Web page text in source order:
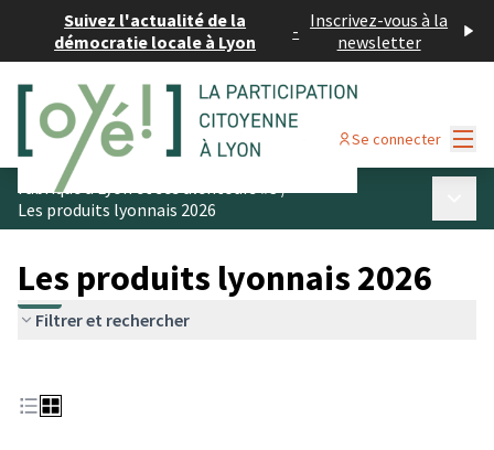
Suivez l'actualité de la
démocratie locale à Lyon
- Inscrivez-vous à la
newsletter
Se connecter
Fabriqué à Lyon et ses alentours #3/
Les produits lyonnais 2026
Les produits lyonnais 2026
Filtrer et rechercher